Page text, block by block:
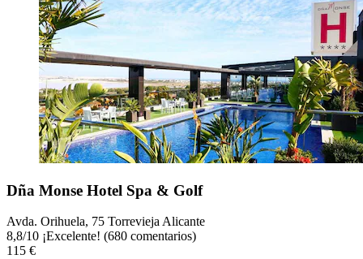
Dña Monse Hotel Spa & Golf
Avda. Orihuela, 75 Torrevieja Alicante
8,8/10 ¡Excelente! (680 comentarios)
115 €